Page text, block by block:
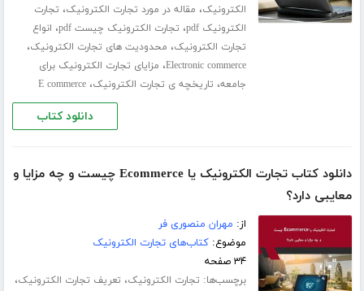
الکترونیک، مقاله در مورد تجارت الکترونیک، تجارت
الکترونیک pdf
، تجارت الکترونیک چیست pdf ، انواع
تجارت الکترونیک، محدودیت های تجارت الکترونیک،
Electronic commerce، مزایای تجارت الکترونیک برای
جامعه، تاریخچه ی تجارت الکترونیک،E commerce
دانلود کتاب
دانلود کتاب تجارت الکترونیک یا Ecommerce چیست و چه مزایا و
معایبی دارد؟
از: مهران منصوری فر
موضوع:کتاب‌های تجارت الکترونیک
۳۴ صفحه
برچسب‌ها: تجارت الکترونیک، تعریف تجارت الکترونیک،